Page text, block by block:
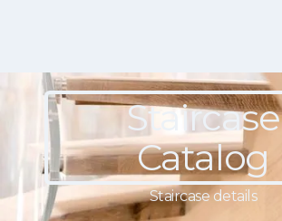
Staircase
Catalog
Staircase details